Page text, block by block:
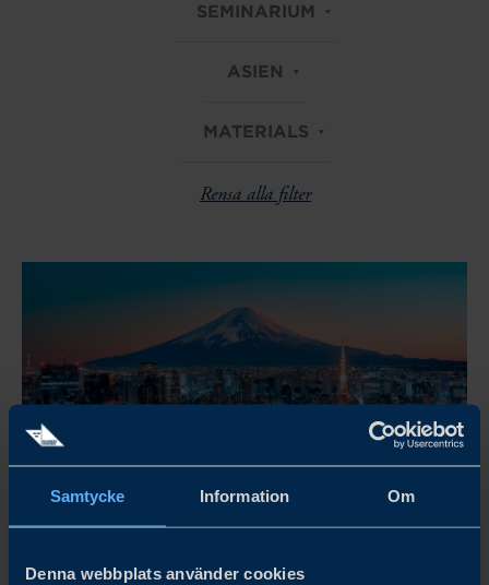
Samtycke Information Om
Denna webbplats använder cookies
SEMINARIUM
ASIEN
MATERIALS
Rensa alla filter